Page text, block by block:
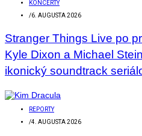
KONCERTY
/6. AUGUSTA 2026
Stranger Things Live po
Kyle Dixon a Michael
ikonický soundtrack
REPORTY
/4. AUGUSTA 2026